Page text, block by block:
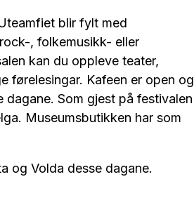
blir fylt med
, folkemusikk- eller
kan du oppleve teater,
førelesingar. Kafeen er open og
Som gjest på festivalen
Museumsbutikken har som
og Volda desse dagane.